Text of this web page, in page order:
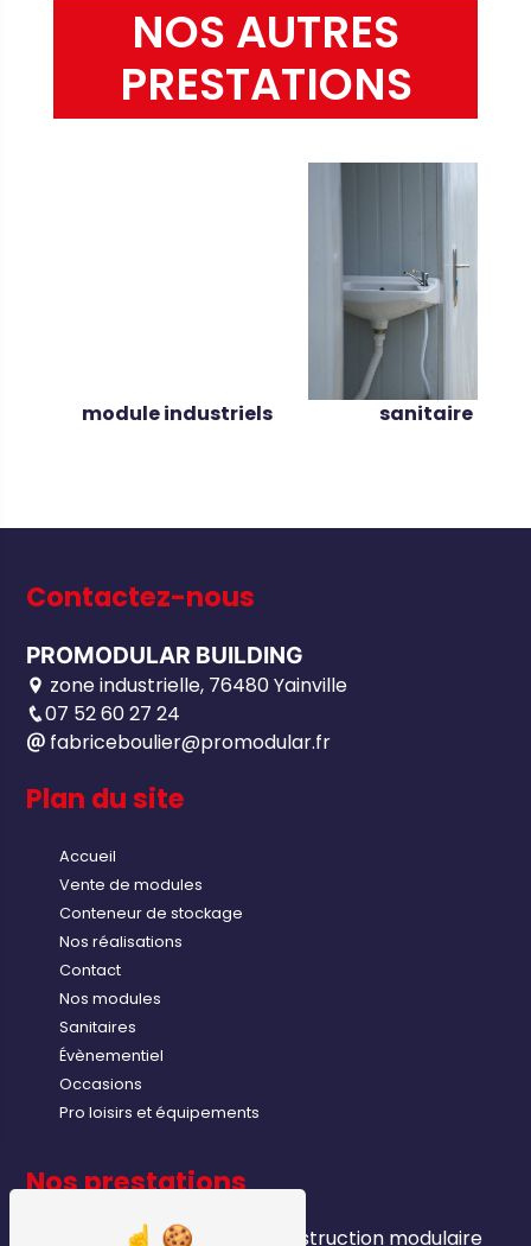
NOS AUTRES
PRESTATIONS
module industriels sanitaire
Contactez-nous
PROMODULAR BUILDING
zone industrielle, 76480 Yainville
07 52 60 27 24
fabriceboulier@promodular.fr
Plan du site
Accueil
Vente de modules
Conteneur de stockage
Nos réalisations
Contact
Nos modules
Sanitaires
Évènementiel
Occasions
Pro loisirs et équipements
Nos prestations
module industriels construction modulaire